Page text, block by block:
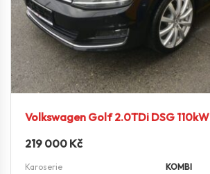
Volkswagen Golf 2.0TDi DSG 110kW
219 000 Kč
Karoserie
KOMBI